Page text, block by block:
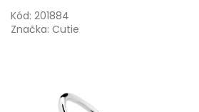
Kód: 201884
Značka: Cutie